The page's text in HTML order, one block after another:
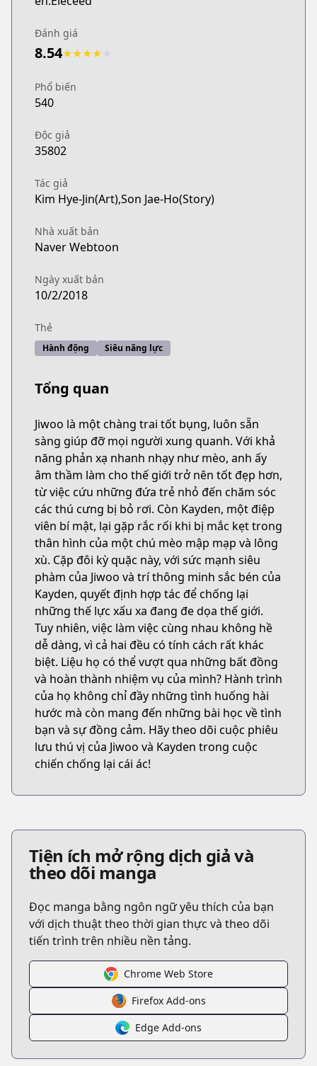
Đánh giá
8.54★★★★
Phổ biến
540
Độc giả
35802
Tác giả
Kim Hye-Jin(Art),Son Jae-Ho(Story)
Nhà xuất bản
Naver Webtoon
Ngày xuất bản
10/2/2018
Thẻ
Hành động Siêu năng lực
Tổng quan
Jiwoo là một chàng trai tốt bụng, luôn sẵn
sàng giúp đỡ mọi người xung quanh. Với khả
năng phản xạ nhanh nhạy như mèo, anh ấy
âm thầm làm cho thế giới trở nên tốt đẹp hơn,
từ việc cứu những đứa trẻ nhỏ đến chăm sóc
các thú cưng bị bỏ rơi. Còn Kayden, một điệp
viên bí mật, lại gặp rắc rối khi bị mắc kẹt trong
thân hình của một chú mèo mập mạp và lông
xù. Cặp đôi kỳ quặc này, với sức mạnh siêu
phàm của Jiwoo và trí thông minh sắc bén của
Kayden, quyết định hợp tác để chống lại
những thế lực xấu xa đang đe dọa thế giới.
Tuy nhiên, việc làm việc cùng nhau không hề
dễ dàng, vì cả hai đều có tính cách rất khác
biệt. Liệu họ có thể vượt qua những bất đồng
và hoàn thành nhiệm vụ của mình? Hành trình
của họ không chỉ đầy những tình huống hài
hước mà còn mang đến những bài học về tình
bạn và sự đồng cảm. Hãy theo dõi cuộc phiêu
lưu thú vị của Jiwoo và Kayden trong cuộc
chiến chống lại cái ác!
Tiện ích mở rộng dịch giả và
theo dõi manga
Đọc manga bằng ngôn ngữ yêu thích của bạn
với dịch thuật theo thời gian thực và theo dõi
tiến trình trên nhiều nền tảng.
Chrome Web Store
Firefox Add-ons
Edge Add-ons